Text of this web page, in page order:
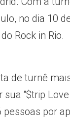
no dia 10
Rock in Rio.
de turnê
“$trip
por